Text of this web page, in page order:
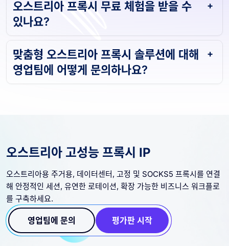
오스트리아 프록시 무료 체험을 받을 수
있나요?
맞춤형 오스트리아 프록시 솔루션에 대해
영업팀에 어떻게 문의하나요?
오스트리아 고성능 프록시 IP
오스트리아용 주거용, 데이터센터, 고정 및 SOCKS5 프록시를 연결
해 안정적인 세션, 유연한 로테이션, 확장 가능한 비즈니스 워크플로
를 구축하세요.
영업팀에 문의 평가판 시작